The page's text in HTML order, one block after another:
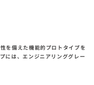
を備えた機能的プロトタイプを
には、エンジニアリンググレー